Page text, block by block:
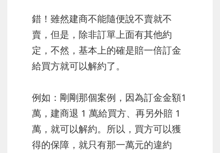
錯！雖然建商不能隨便說不賣就不
賣，但是，除非訂單上面有其他約
定，不然，基本上的確是賠一倍訂金
給買方就可以解約了。
例如：剛剛那個案例，因為訂金金額1
萬，建商退 1 萬給買方、再另外賠 1
萬，就可以解約。所以，買方可以獲
得的保障，就只有那一萬元的違約